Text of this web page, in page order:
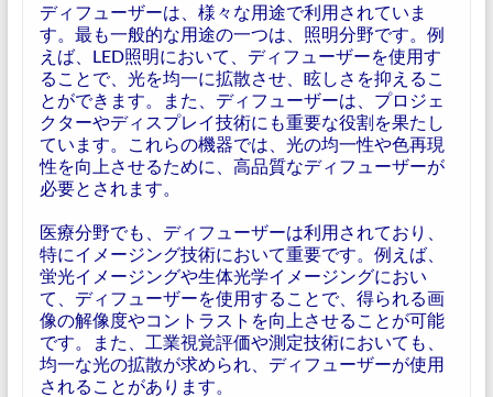
ディフューザーは、様々な用途で利用されていま
す。最も一般的な用途の一つは、照明分野です。例
えば、LED照明において、ディフューザーを使用す
ることで、光を均一に拡散させ、眩しさを抑えるこ
とができます。また、ディフューザーは、プロジェ
クターやディスプレイ技術にも重要な役割を果たし
ています。これらの機器では、光の均一性や色再現
性を向上させるために、高品質なディフューザーが
必要とされます。
医療分野でも、ディフューザーは利用されており、
特にイメージング技術において重要です。例えば、
蛍光イメージングや生体光学イメージングにおい
て、ディフューザーを使用することで、得られる画
像の解像度やコントラストを向上させることが可能
です。また、工業視覚評価や測定技術においても、
均一な光の拡散が求められ、ディフューザーが使用
されることがあります。